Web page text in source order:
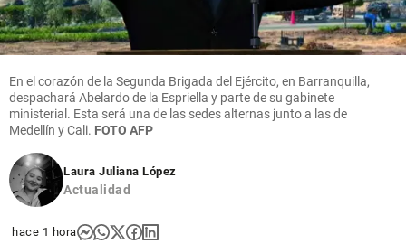
En el corazón de la Segunda Brigada del Ejército, en Barranquilla,
despachará Abelardo de la Espriella y parte de su gabinete
ministerial. Esta será una de las sedes alternas junto a las de
Medellín y Cali. FOTO AFP
Laura Juliana López
Actualidad
hace 1 hora